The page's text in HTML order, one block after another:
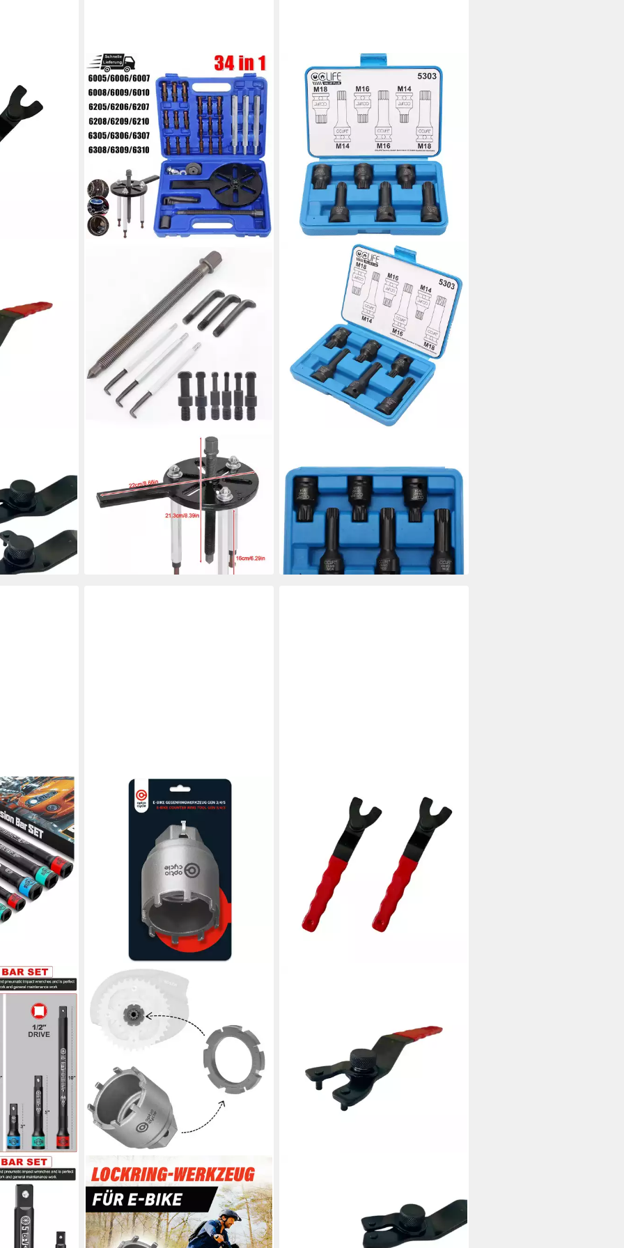
für Flex
ca.
bei dir
Innenlagerwerkzeug 34-teiliger
Innenlager-Abzieher-Satz, Sackloch
& Grundloch (Spezialwerkzeug, für
6005-6310)
lieferbar - in 6-7 Werktagen bei dir
Vielzahn Schlagnuss Stecknüsse
Nüsse Spline Bit
23,39 € 33,41 €
-30%
lieferbar - in 3-4 Werktagen bei dir
bei dir
OPTIO CYLCE
Tretlagerschlüssel Optio Cycle
Lockring Werkzeug Bosch Gen
3/4/5 E-Bike Spider Tool
21,95 €
lieferbar - in 4-5 Werktagen bei dir
2x verstellbar 10mm - 40mm für
Flex Winkelschleifer (2 St), Länge:
ca. 190mm / mit rutschfestem,